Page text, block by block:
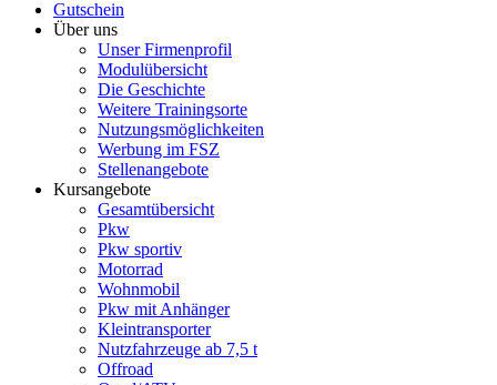
Gutschein
Über uns
Unser Firmenprofil
Modulübersicht
Die Geschichte
Weitere Trainingsorte
Nutzungsmöglichkeiten
Werbung im FSZ
Stellenangebote
Kursangebote
Gesamtübersicht
Pkw
Pkw sportiv
Motorrad
Wohnmobil
Pkw mit Anhänger
Kleintransporter
Nutzfahrzeuge ab 7,5 t
Offroad